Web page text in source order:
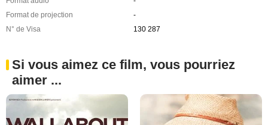
Format de projection
-
N° de Visa
130 287
Si vous aimez ce film, vous pourriez
aimer ...